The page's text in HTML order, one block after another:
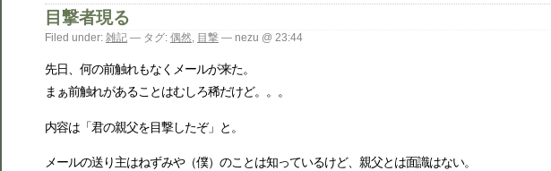
目撃者現る
Filed under: 雑記 — タグ: 偶然, 目撃 — nezu @ 23:44
先日、何の前触れもなくメールが来た。
まぁ前触れがあることはむしろ稀だけど。。。
内容は「君の親父を目撃したぞ」と。
メールの送り主はねずみや（僕）のことは知っているけど、親父とは面識はない。